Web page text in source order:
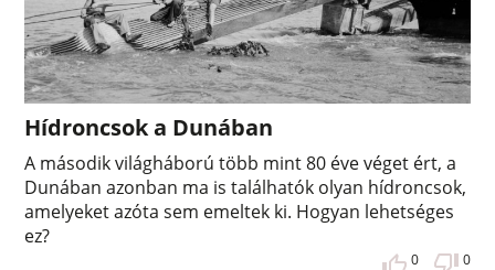
Hídroncsok a Dunában
A második világháború több mint 80 éve véget ért, a
Dunában azonban ma is találhatók olyan hídroncsok,
amelyeket azóta sem emeltek ki. Hogyan lehetséges
ez?
0 0